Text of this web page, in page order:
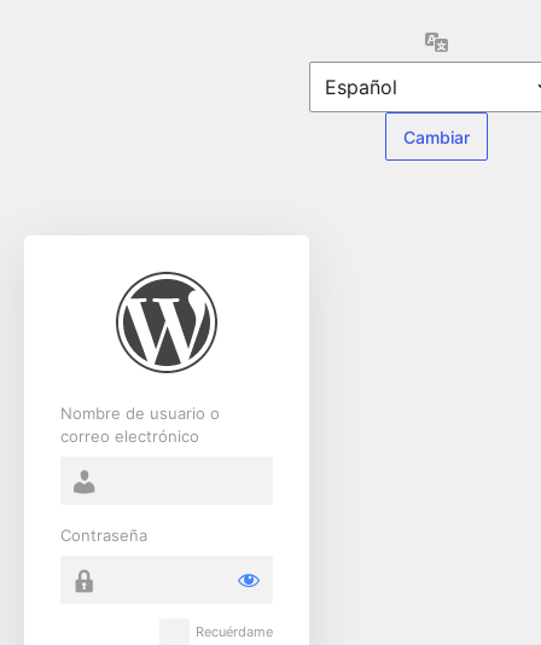
Nombre de usuario o
correo electrónico
Contraseña
Recuérdame
Idioma